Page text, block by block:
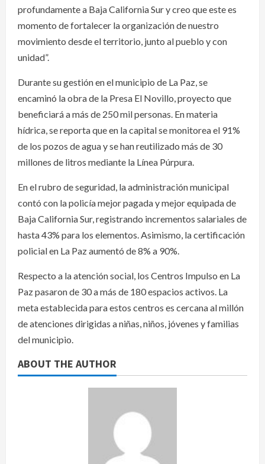
profundamente a Baja California Sur y creo que este es
momento de fortalecer la organización de nuestro
movimiento desde el territorio, junto al pueblo y con
unidad”.
Durante su gestión en el municipio de La Paz, se
encaminó la obra de la Presa El Novillo, proyecto que
beneficiará a más de 250 mil personas. En materia
hídrica, se reporta que en la capital se monitorea el 91%
de los pozos de agua y se han reutilizado más de 30
millones de litros mediante la Línea Púrpura.
En el rubro de seguridad, la administración municipal
contó con la policía mejor pagada y mejor equipada de
Baja California Sur, registrando incrementos salariales de
hasta 43% para los elementos. Asimismo, la certificación
policial en La Paz aumentó de 8% a 90%.
Respecto a la atención social, los Centros Impulso en La
Paz pasaron de 30 a más de 180 espacios activos. La
meta establecida para estos centros es cercana al millón
de atenciones dirigidas a niñas, niños, jóvenes y familias
del municipio.
ABOUT THE AUTHOR